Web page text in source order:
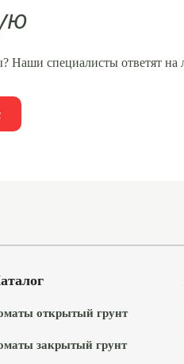
Наши специалисты ответят
открытый грунт
закрытый грунт